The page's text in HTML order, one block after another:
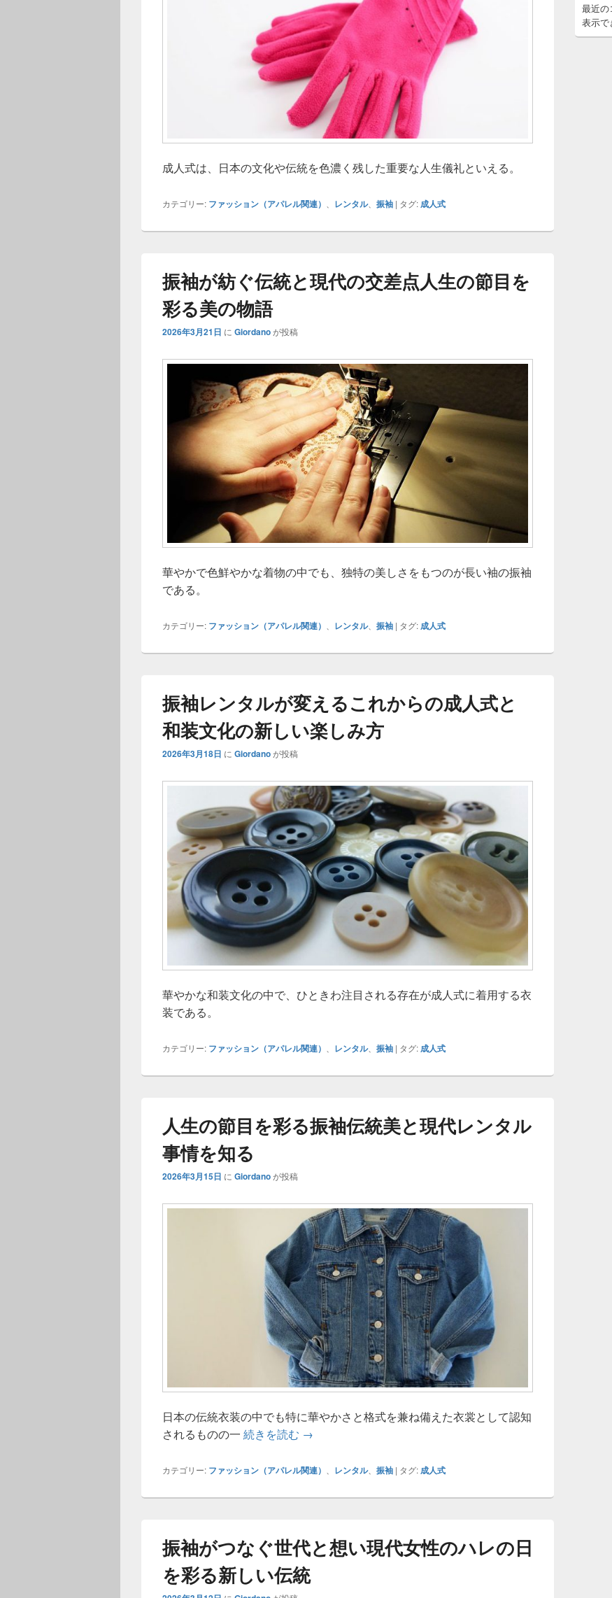
成人式は、日本の文化や伝統を色濃く残した重要な人生儀礼といえる。
カテゴリー: ファッション（アパレル関連） レンタル、 振袖 | タグ:成人式
振袖が紡ぐ伝統と現代の交差点人生の節目を
彩る美の物語
2026年3月21日 に Giordanoが投稿
華やかで色鮮やかな着物の中でも、独特の美しさをもつのが長い袖の振袖
である。
カテゴリー: ファッション（アパレル関連） 、 レンタル、 振袖 | タグ:成人式
振袖レンタルが変えるこれからの成人式と
和装文化の新しい楽しみ方
2026年3月18日 に Giordanoが投稿
華やかな和装文化の中で、ひときわ注目される存在が成人式に着用する衣
装である。
カテゴリー: ファッション（アパレル関連） レンタル、 振袖 | タグ:成人式
人生の節目を彩る振袖伝統美と現代レンタル
事情を知る
2026年3月15日 に Giordanoが投稿
日本の伝統衣装の中でも特に華やかさと格式を兼ね備えた衣裳として認知
されるものの一 続きを読む 人生の節目を彩る振袖伝統美と現代レンタル事情を知る
→
カテゴリー: ファッション（アパレル関連） レンタル、 振袖 | タグ:成人式
振袖がつなぐ世代と想い現代女性のハレの日
を彩る新しい伝統
最近の
表示で